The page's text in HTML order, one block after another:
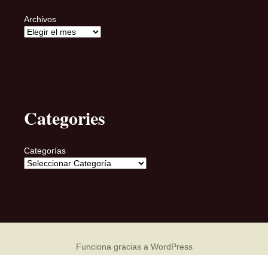
Archivos
Categories
Categorías
Funciona gracias a WordPress